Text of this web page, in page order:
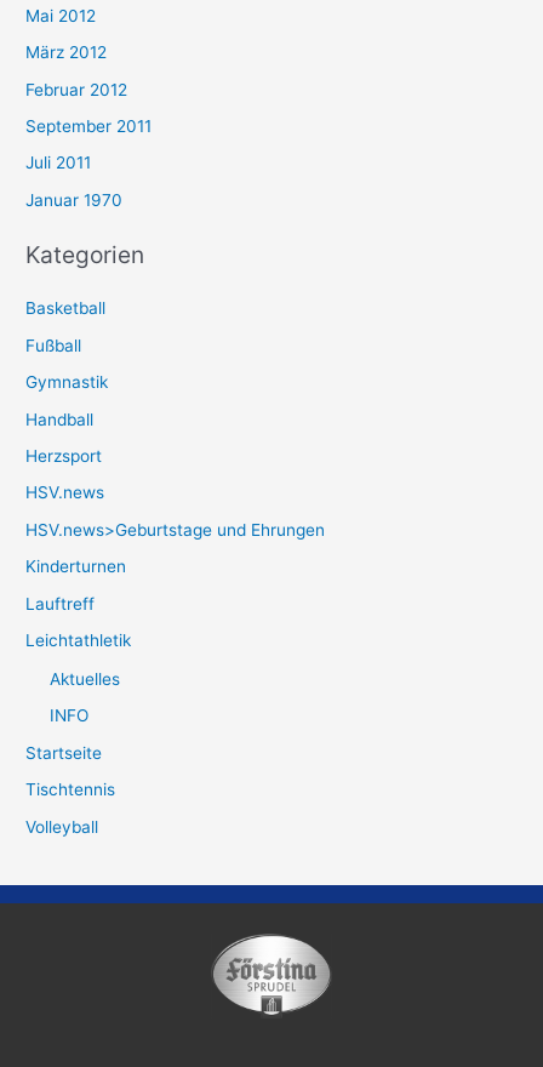
Mai 2012
März 2012
Februar 2012
September 2011
Juli 2011
Januar 1970
Kategorien
Basketball
Fußball
Gymnastik
Handball
Herzsport
HSV.news
HSV.news>Geburtstage und Ehrungen
Kinderturnen
Lauftreff
Leichtathletik
Aktuelles
INFO
Startseite
Tischtennis
Volleyball